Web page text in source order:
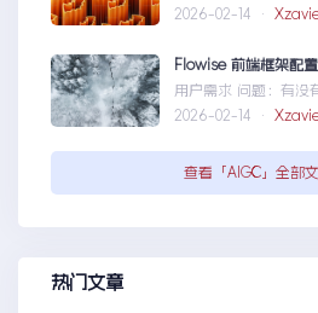
2026-02-14 ·
Flowise 前端框架配
用户需求 问题：有
2026-02-14 ·
查看「AIGC」全部
热门文章